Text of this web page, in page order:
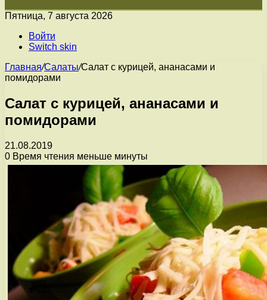
Пятница, 7 августа 2026
Войти
Switch skin
Главная/Салаты/Салат с курицей, ананасами и
помидорами
Салат с курицей, ананасами и
помидорами
21.08.2019
0 Время чтения меньше минуты